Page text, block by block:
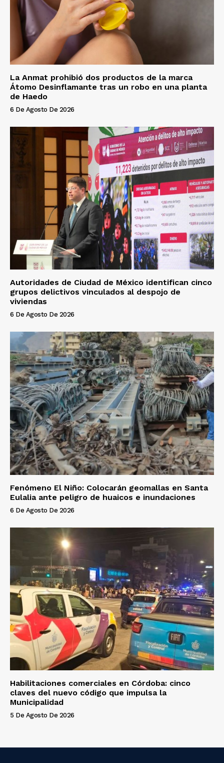
La Anmat prohibió dos productos de la marca
Átomo Desinflamante tras un robo en una planta
de Haedo
6 De Agosto De 2026
Autoridades de Ciudad de México identifican cinco
grupos delictivos vinculados al despojo de
viviendas
6 De Agosto De 2026
Fenómeno El Niño: Colocarán geomallas en Santa
Eulalia ante peligro de huaicos e inundaciones
6 De Agosto De 2026
Habilitaciones comerciales en Córdoba: cinco
claves del nuevo código que impulsa la
Municipalidad
5 De Agosto De 2026